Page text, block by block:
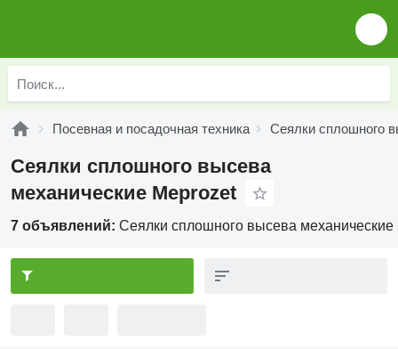
Посевная и посадочная техника Сеялки сплошного
Сеялки сплошного высева
механические Meprozet
7 объявлений: Сеялки сплошного высева механические